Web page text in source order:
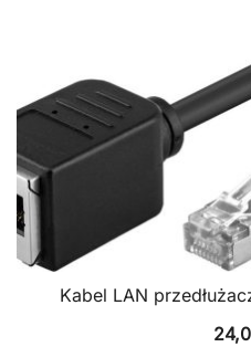
Kabel LAN